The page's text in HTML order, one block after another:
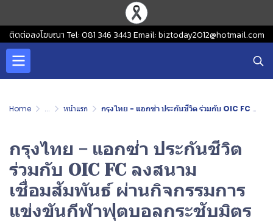
ติดต่อลงโฆษณา Tel: 081 346 3443 Email: biztoday2012@hotmail.com
Home ... หน้าแรก กรุงไทย - แอกซ่า ประกันชีวิต ร่วมกับ OIC FC ลงสนามเชื่อมสัมพันธ์ ผ่านกิจกรรมการแข่งขันกีฬาฟุตบอลกระชับมิตร
กรุงไทย - แอกซ่า ประกันชีวิต
ร่วมกับ OIC FC ลงสนาม
เชื่อมสัมพันธ์ ผ่านกิจกรรมการ
แข่งขันกีฬาฟุตบอลกระชับมิตร